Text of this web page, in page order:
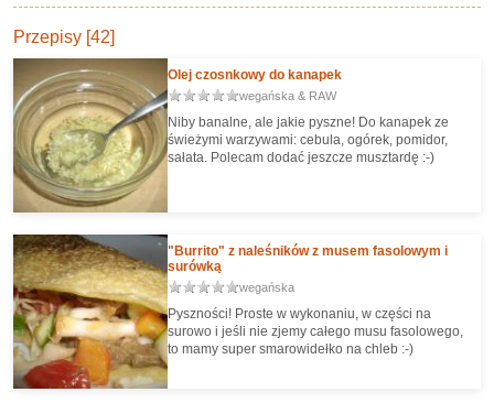
Przepisy [42]
Olej czosnkowy do kanapek
wegańska & RAW
Niby banalne, ale jakie pyszne! Do kanapek ze
świeżymi warzywami: cebula, ogórek, pomidor,
sałata. Polecam dodać jeszcze musztardę :-)
"Burrito" z naleśników z musem fasolowym i
surówką
wegańska
Pyszności! Proste w wykonaniu, w części na
surowo i jeśli nie zjemy całego musu fasolowego,
to mamy super smarowidełko na chleb :-)